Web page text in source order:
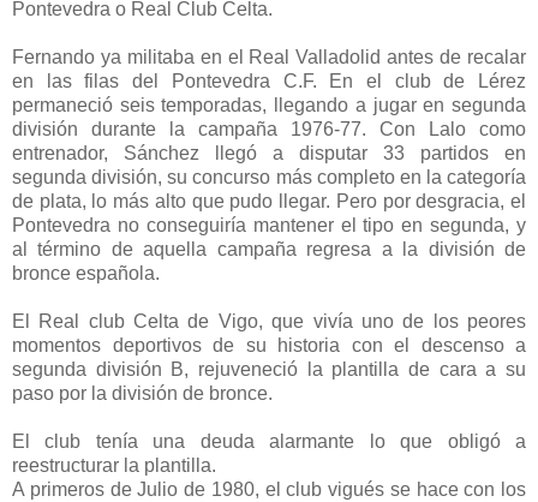
Pontevedra o Real Club Celta.
Fernando ya militaba en el Real Valladolid antes de recalar
en las filas del Pontevedra C.F. En el club de Lérez
permaneció seis temporadas, llegando a jugar en segunda
división durante la campaña 1976-77. Con Lalo como
entrenador, Sánchez llegó a disputar 33 partidos en
segunda división, su concurso más completo en la categoría
de plata, lo más alto que pudo llegar. Pero por desgracia, el
Pontevedra no conseguiría mantener el tipo en segunda, y
al término de aquella campaña regresa a la división de
bronce española.
El Real club Celta de Vigo, que vivía uno de los peores
momentos deportivos de su historia con el descenso a
segunda división B, rejuveneció la plantilla de cara a su
paso por la división de bronce.
El club tenía una deuda alarmante lo que obligó a
reestructurar la plantilla.
A primeros de Julio de 1980, el club vigués se hace con los